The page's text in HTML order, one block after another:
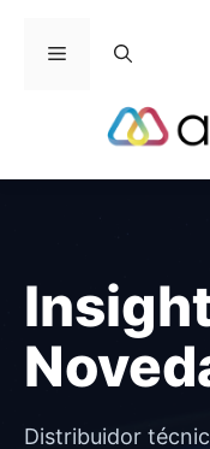
Menú
Distribuidor